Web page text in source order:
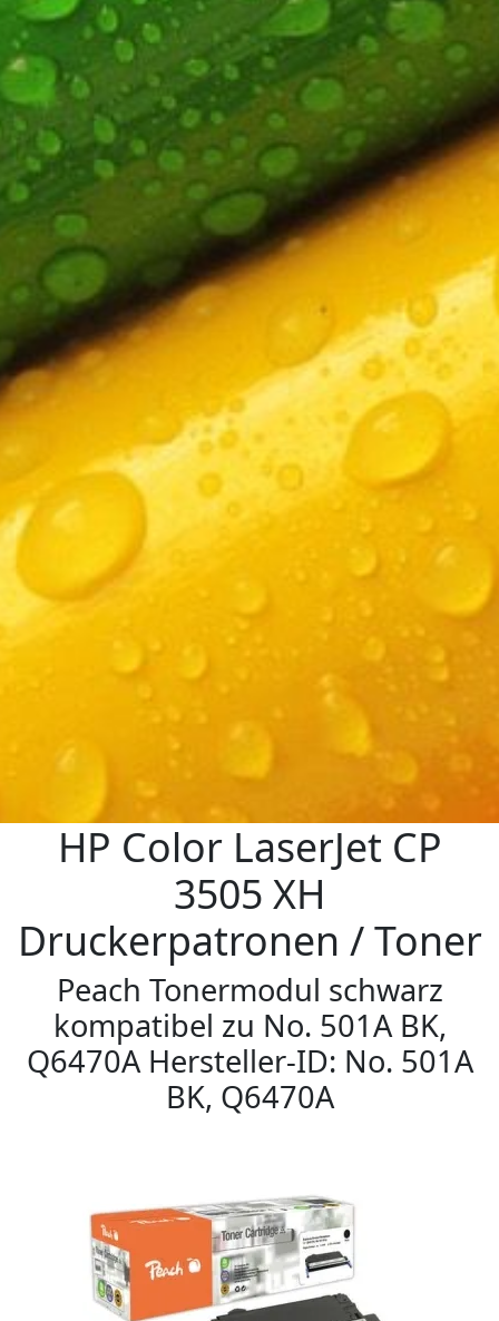
HP Color LaserJet CP
3505 XH
Druckerpatronen / Toner
Peach Tonermodul schwarz
kompatibel zu No. 501A BK,
Q6470A Hersteller-ID: No. 501A
BK, Q6470A